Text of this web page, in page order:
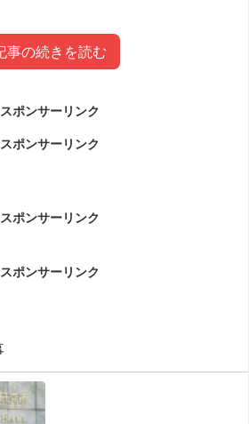
事の続きを読む
樹容疑者事件についてです。
た女性を公園のトイレなどに連
ゼデク容疑者（29）は、21年4
路上で、酒に酔って倒れていた
トイレに連れて行き暴行を加え
スポンサーリンク
スポンサーリンク
スポンサーリンク
スポンサーリンク